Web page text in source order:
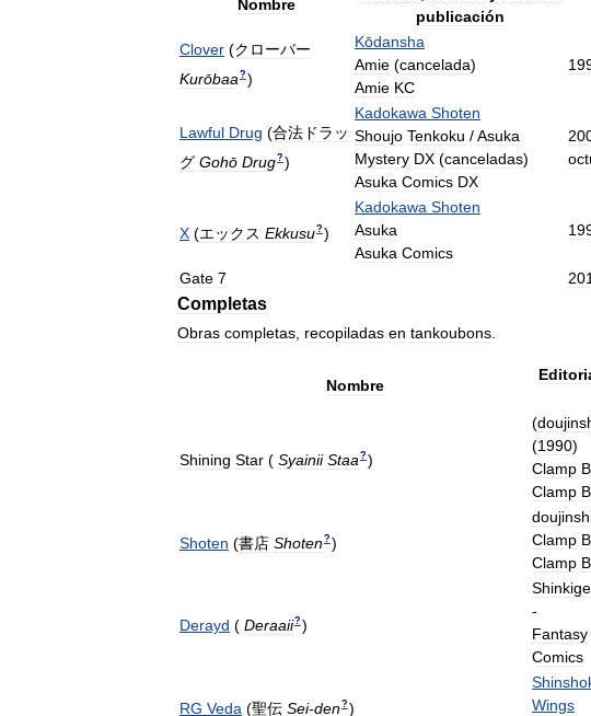
Nombre
publicación
Clover (クローバー
Kurōbaa ? )
Kōdansha
Amie (cancelada)
Amie KC
Lawful Drug (合法ドラッ
グ Gohō Drug? )
Kadokawa Shoten
Shoujo Tenkoku /Asuka
Mystery DX (canceladas)
Asuka Comics DX
X (エックス Ekkusu? )
Kadokawa Shoten
Asuka
Asuka Comics
Gate 7
Completas
Obras completas, recopiladas en tankoubons.
Nombre
Shining Star ( Syainii Staa ? )
(
(1990)
Clamp
Clamp
Shoten (書店 Shoten? )
Clamp
Clamp
Derayd ( Deraaii? )
-
Fantasy
Comics
RG Veda (聖伝 Sei-den? )
Wings